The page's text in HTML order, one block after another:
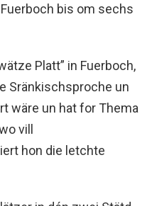
bis om sechs
Platt” in Fuerboch,
Sränkischsproche un
wäre un hat for Thema
vill
hon die letchte